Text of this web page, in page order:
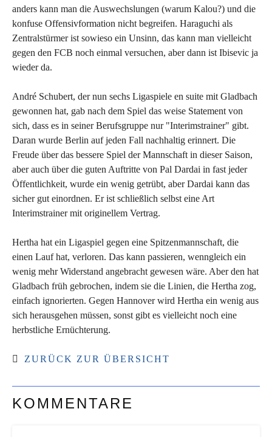
anders kann man die Auswechslungen (warum Kalou?) und die
konfuse Offensivformation nicht begreifen. Haraguchi als
Zentralstürmer ist sowieso ein Unsinn, das kann man vielleicht
gegen den FCB noch einmal versuchen, aber dann ist Ibisevic ja
wieder da.
André Schubert, der nun sechs Ligaspiele en suite mit Gladbach
gewonnen hat, gab nach dem Spiel das weise Statement von
sich, dass es in seiner Berufsgruppe nur "Interimstrainer" gibt.
Daran wurde Berlin auf jeden Fall nachhaltig erinnert. Die
Freude über das bessere Spiel der Mannschaft in dieser Saison,
aber auch über die guten Auftritte von Pal Dardai in fast jeder
Öffentlichkeit, wurde ein wenig getrübt, aber Dardai kann das
sicher gut einordnen. Er ist schließlich selbst eine Art
Interimstrainer mit originellem Vertrag.
Hertha hat ein Ligaspiel gegen eine Spitzenmannschaft, die
einen Lauf hat, verloren. Das kann passieren, wenngleich ein
wenig mehr Widerstand angebracht gewesen wäre. Aber den hat
Gladbach früh gebrochen, indem sie die Linien, die Hertha zog,
einfach ignorierten. Gegen Hannover wird Hertha ein wenig aus
sich herausgehen müssen, sonst gibt es vielleicht noch eine
herbstliche Ernüchterung.
ZURÜCK ZUR ÜBERSICHT
KOMMENTARE